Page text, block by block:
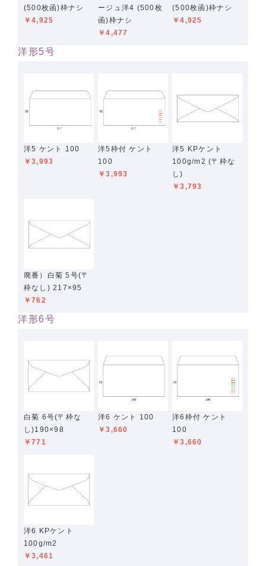
(500枚函)枠ナシ
￥4,925
ージュ洋4 (500枚
函)枠ナシ
￥4,477
(500枚函)枠ナシ
￥4,925
洋形5号
洋5 ケント 100
￥3,993
洋5枠付 ケント
100
￥3,993
洋5 KPケント
100g/m2 (〒枠な
し)
￥3,793
廃番）白菊 5号(〒
枠なし) 217×95
￥762
洋形6号
白菊 6号(〒枠な
し)190×98
￥771
洋6 ケント 100
￥3,660
洋6枠付 ケント
100
￥3,660
洋6 KPケント
100g/m2
￥3,461